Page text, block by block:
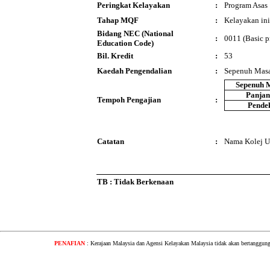
Peringkat Kelayakan
:
Program Asas
Tahap MQF
:
Kelayakan
Bidang NEC (National
Education Code)
:
0011 (Basic
Bil. Kredit
:
53
Kaedah Pengendalian
: Sepenuh
Tempoh Pengajian :
Sepenuh
Catatan : Nama Kolej
TB : Tidak Berkenaan
PENAFIAN : Kerajaan Malaysia dan Agensi Kelayakan Malaysia tidak akan